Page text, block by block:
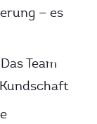
— es
Team